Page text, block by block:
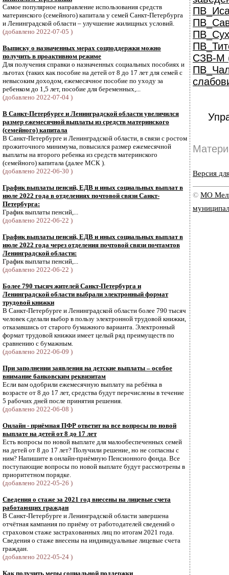
Самое популярное направление использования средств
материнского (семейного) капитала у семей Санкт-Петербурга
и Ленинградской области – улучшение жилищных условий.
(добавлено 2022-07-05 )
Выписку о назначенных мерах соцподдержки можно
получить в проактивном режиме
Для получения справки о назначенных социальных пособиях и
льготах (таких как пособие на детей от 8 до 17 лет для семей с
невысоким доходом, ежемесячное пособие по уходу за
ребенком до 1,5 лет, пособие для беременных,...
(добавлено 2022-07-04 )
В Санкт-Петербурге и Ленинградской области увеличился
размер ежемесячной выплаты из средств материнского
(семейного) капитала
В Санкт-Петербурге и Ленинградской области, в связи с ростом
прожиточного минимума, повысился размер ежемесячной
выплаты на второго ребенка из средств материнского
(семейного) капитала (далее МСК ).
(добавлено 2022-06-30 )
График выплаты пенсий, ЕДВ и иных социальных выплат в
июле 2022 года в отделениях почтовой связи Санкт-
Петербурга:
График выплаты пенсий,...
(добавлено 2022-06-22 )
График выплаты пенсий, ЕДВ и иных социальных выплат в
июле 2022 года через отделения почтовой связи почтамтов
Ленинградской области:
График выплаты пенсий,...
(добавлено 2022-06-22 )
Более 790 тысяч жителей Санкт-Петербурга и
Ленинградской области выбрали электронный формат
трудовой книжки
В Санкт-Петербурге и Ленинградской области более 790 тысяч
человек сделали выбор в пользу электронной трудовой книжки,
отказавшись от старого бумажного варианта. Электронный
формат трудовой книжки имеет целый ряд преимуществ по
сравнению с бумажным.
(добавлено 2022-06-09 )
При заполнении заявления на детские выплаты – особое
внимание банковским реквизитам
Если вам одобрили ежемесячную выплату на ребёнка в
возрасте от 8 до 17 лет, средства будут перечислены в течение
5 рабочих дней после принятия решения.
(добавлено 2022-06-08 )
Онлайн - приёмная ПФР ответит на все вопросы по новой
выплате на детей от 8 до 17 лет
Есть вопросы по новой выплате для малообеспеченных семей
на детей от 8 до 17 лет? Получили решение, но не согласны с
ним? Напишите в онлайн-приёмную Пенсионного фонда. Все
поступающие вопросы по новой выплате будут рассмотрены в
приоритетном порядке.
(добавлено 2022-05-26 )
Сведения о стаже за 2021 год внесены на лицевые счета
работающих граждан
В Санкт-Петербурге и Ленинградской области завершена
отчётная кампания по приёму от работодателей сведений о
страховом стаже застрахованных лиц по итогам 2021 года.
Cведения о стаже внесены на индивидуальные лицевые счета
граждан.
(добавлено 2022-05-24 )
Как получить меры социальной поддержки
СЗВ-М
Версия
© МО